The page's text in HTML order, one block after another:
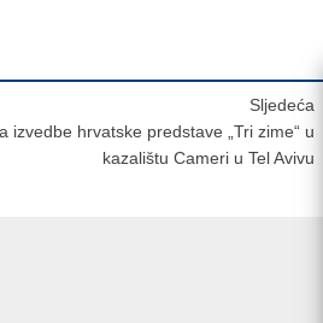
Sljedeća
izvedbe hrvatske predstave „Tri zime“ u
kazalištu Cameri u Tel Avivu